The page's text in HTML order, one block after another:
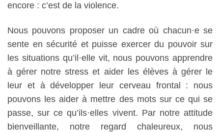
encore : c’est de la violence.
Nous pouvons proposer un cadre où chacun·e se
sente en sécurité et puisse exercer du pouvoir sur
les situations qu’il·elle vit, nous pouvons apprendre
à gérer notre stress et aider les élèves à gérer le
leur et à développer leur cerveau frontal : nous
pouvons les aider à mettre des mots sur ce qui se
passe, sur ce qu’ils·elles vivent. Par notre attitude
bienveillante, notre regard chaleureux, nous